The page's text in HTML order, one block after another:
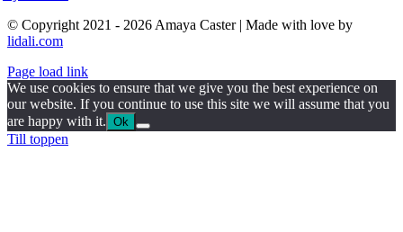
© Copyright 2021 - 2026 Amaya Caster | Made with love by
lidali.com
Page load link
We use cookies to ensure that we give you the best experience on
our website. If you continue to use this site we will assume that you
are happy with it. Ok
Till toppen